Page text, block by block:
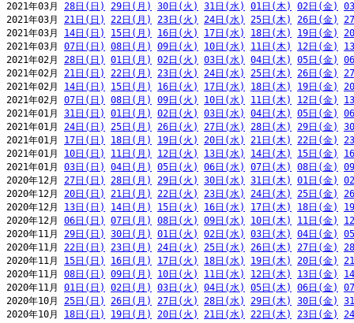
2021年03月 28日(日) 29日(月) 30日(火) 31日(水) 01日(木) 02日(金)
2021年03月 21日(日) 22日(月) 23日(火) 24日(水) 25日(木) 26日(金)
2021年03月 14日(日) 15日(月) 16日(火) 17日(水) 18日(木) 19日(金)
2021年03月 07日(日) 08日(月) 09日(火) 10日(水) 11日(木) 12日(金)
2021年02月 28日(日) 01日(月) 02日(火) 03日(水) 04日(木) 05日(金)
2021年02月 21日(日) 22日(月) 23日(火) 24日(水) 25日(木) 26日(金)
2021年02月 14日(日) 15日(月) 16日(火) 17日(水) 18日(木) 19日(金)
2021年02月 07日(日) 08日(月) 09日(火) 10日(水) 11日(木) 12日(金)
2021年01月 31日(日) 01日(月) 02日(火) 03日(水) 04日(木) 05日(金)
2021年01月 24日(日) 25日(月) 26日(火) 27日(水) 28日(木) 29日(金)
2021年01月 17日(日) 18日(月) 19日(火) 20日(水) 21日(木) 22日(金)
2021年01月 10日(日) 11日(月) 12日(火) 13日(水) 14日(木) 15日(金)
2021年01月 03日(日) 04日(月) 05日(火) 06日(水) 07日(木) 08日(金)
2020年12月 27日(日) 28日(月) 29日(火) 30日(水) 31日(木) 01日(金)
2020年12月 20日(日) 21日(月) 22日(火) 23日(水) 24日(木) 25日(金)
2020年12月 13日(日) 14日(月) 15日(火) 16日(水) 17日(木) 18日(金)
2020年12月 06日(日) 07日(月) 08日(火) 09日(水) 10日(木) 11日(金)
2020年11月 29日(日) 30日(月) 01日(火) 02日(水) 03日(木) 04日(金)
2020年11月 22日(日) 23日(月) 24日(火) 25日(水) 26日(木) 27日(金)
2020年11月 15日(日) 16日(月) 17日(火) 18日(水) 19日(木) 20日(金)
2020年11月 08日(日) 09日(月) 10日(火) 11日(水) 12日(木) 13日(金)
2020年11月 01日(日) 02日(月) 03日(火) 04日(水) 05日(木) 06日(金)
2020年10月 25日(日) 26日(月) 27日(火) 28日(水) 29日(木) 30日(金)
2020年10月 18日(日) 19日(月) 20日(火) 21日(水) 22日(木) 23日(金)